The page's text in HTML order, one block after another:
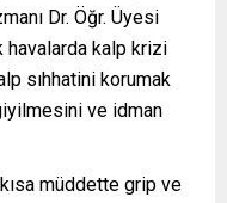
Dr. Öğr. Üyesi
havalarda kalp krizi
sıhhatini korumak
ve idman
kısa müddette grip ve